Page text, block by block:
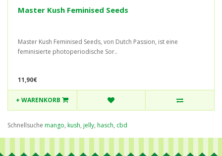
Master Kush Feminised Seeds
Master Kush Feminised Seeds, von Dutch Passion, ist eine
feminisierte photoperiodische Sor..
11,90€
+ WARENKORB
Schnellsuche mango, kush, jelly, hasch, cbd